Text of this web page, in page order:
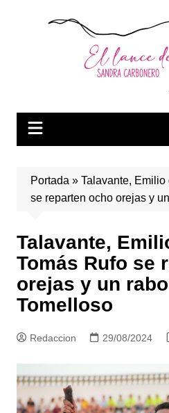
Portada » Talavante, Emilio
se reparten ocho orejas y
Talavante,
Tomás Rufo se
orejas y un
Tomelloso
Redaccion 29/08/2024